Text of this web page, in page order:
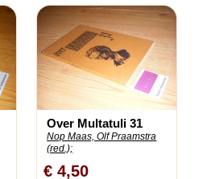
Over Multatuli 31
Nop Maas, Olf Praamstra
(red.);
€ 4,50